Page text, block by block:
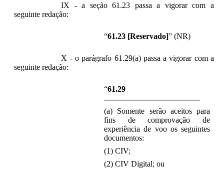
IX - a seção 61.23 passa a vigorar com a
seguinte redação:
“61.23 [Reservado]” (NR)
X - o parágrafo 61.29(a) passa a vigorar com a
seguinte redação:
“61.29
................................................
(a) Somente serão aceitos para
fins de comprovação de
experiência de voo os seguintes
documentos:
(1) CIV;
(2) CIV Digital; ou